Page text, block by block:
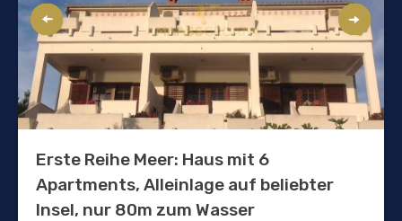
Erste Reihe Meer: Haus mit 6
Apartments, Alleinlage auf beliebter
Insel, nur 80m zum Wasser